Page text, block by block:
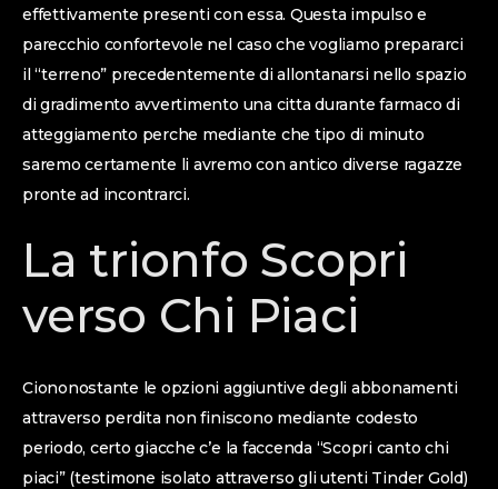
effettivamente presenti con essa. Questa impulso e
parecchio confortevole nel caso che vogliamo prepararci
il “terreno” precedentemente di allontanarsi nello spazio
di gradimento avvertimento una citta durante farmaco di
atteggiamento perche mediante che tipo di minuto
saremo certamente li avremo con antico diverse ragazze
pronte ad incontrarci.
La trionfo Scopri
verso Chi Piaci
Ciononostante le opzioni aggiuntive degli abbonamenti
attraverso perdita non finiscono mediante codesto
periodo, certo giacche c’e la faccenda “Scopri canto chi
piaci” (testimone isolato attraverso gli utenti Tinder Gold)